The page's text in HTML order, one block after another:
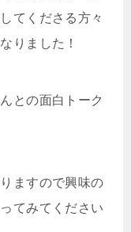
てくださる方々
りました！
との面白トーク
ますので興味の
てみてください